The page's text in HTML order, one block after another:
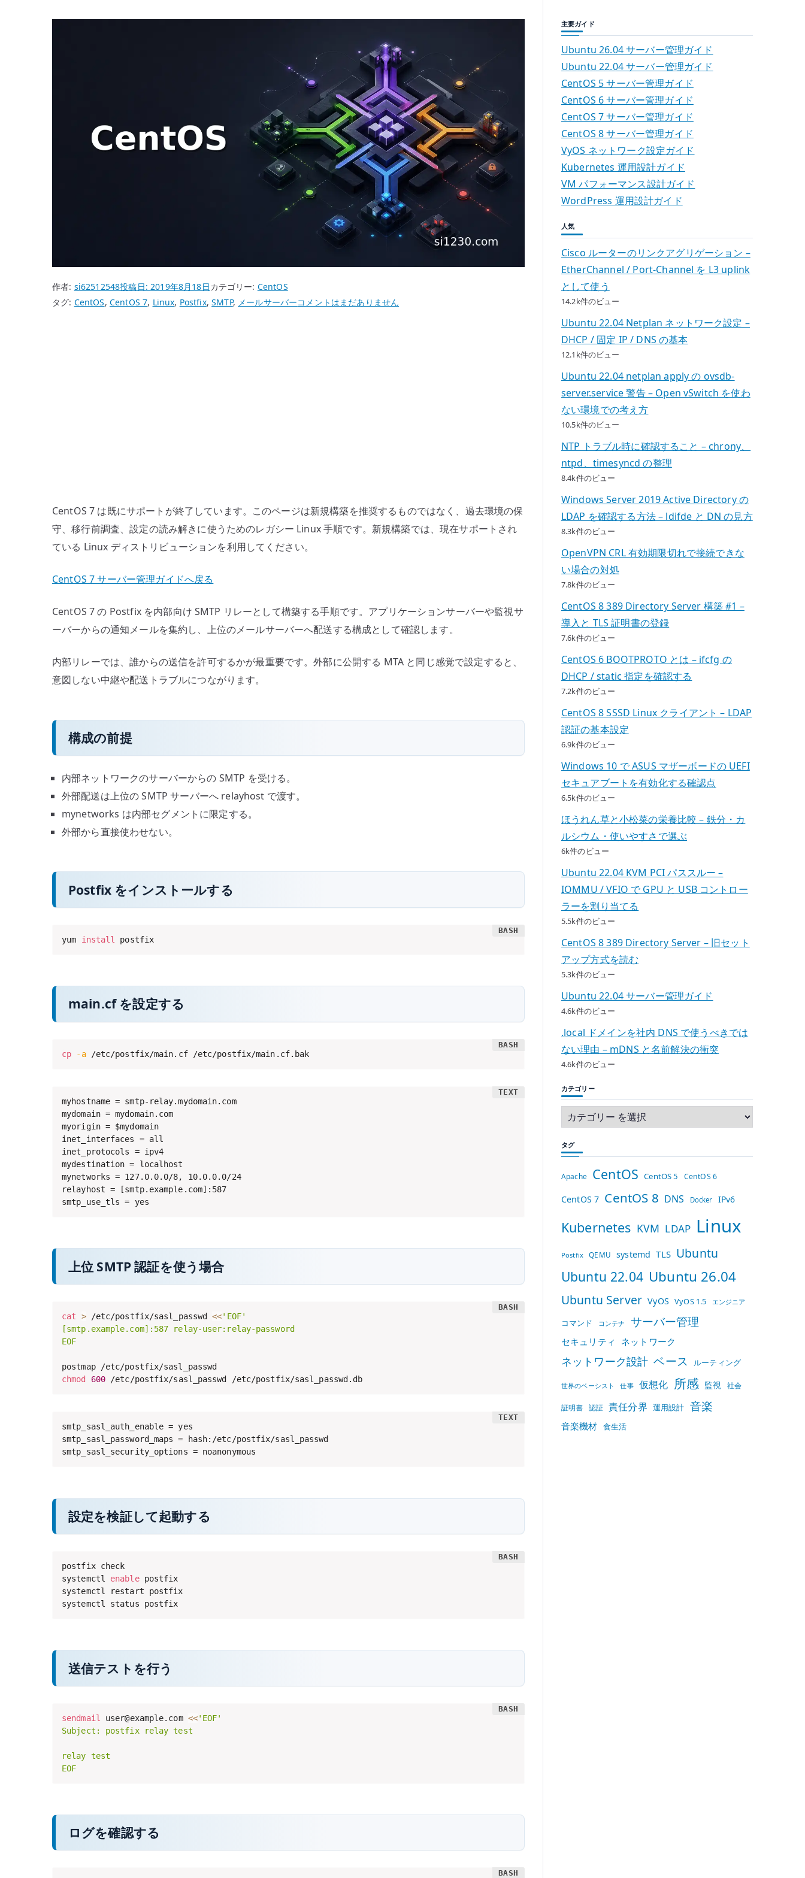
作者: si62512548投稿日:2019年8月18日カテゴリー: CentOS
タグ: CentOS, CentOS 7, Linux, Postfix,SMTP, メールサーバーCentOS
relay
と
計
へ
コメントはまだありません
CentOS 7 は既にサポートが終了しています。このページは新規構築を推奨するものではなく、過去環境の保
守、移行前調査、設定の読み解きに使うためのレガシー Linux 手順です。新規構築では、現在サポートされ
ている Linux ディストリビューションを利用してください。
CentOS 7 サーバー管理ガイドへ戻る
CentOS 7 の Postfix を内部向け SMTP リレーとして構築する手順です。アプリケーションサーバーや監視サ
ーバーからの通知メールを集約し、上位のメールサーバーへ配送する構成として確認します。
内部リレーでは、誰からの送信を許可するかが最重要です。外部に公開する MTA と同じ感覚で設定すると、
意図しない中継や配送トラブルにつながります。
構成の前提
内部ネットワークのサーバーからの SMTP を受ける。
外部配送は上位の SMTP サーバーへ relayhost で渡す。
mynetworks は内部セグメントに限定する。
外部から直接使わせない。
Postfix をインストールする
yum install postfix
main.cf を設定する
cp -a /etc/postfix/main.cf /etc/postfix/main.cf.bak
myhostname = smtp-relay.mydomain.com
mydomain = mydomain.com
myorigin = $mydomain
inet_interfaces = all
inet_protocols = ipv4
mydestination = localhost
mynetworks = 127.0.0.0/8, 10.0.0.0/24
relayhost = [smtp.example.com]:587
smtp_use_tls = yes
上位 SMTP 認証を使う場合
cat > /etc/postfix/sasl_passwd <<'EOF'
[smtp.example.com]:587 relay-user:relay-password
EOF
chmod
600 /etc/postfix/sasl_passwd /etc/postfix/sasl_passwd.db
smtp_sasl_auth_enable = yes
smtp_sasl_password_maps = hash:/etc/postfix/sasl_passwd
smtp_sasl_security_options = noanonymous
設定を検証して起動する
postfix check
systemctl enable postfix
systemctl restart postfix
systemctl status postfix
送信テストを行う
sendmail user@example.com <<'EOF'
Subject: postfix relay test
relay test
EOF
ログを確認する
主要ガイド
Ubuntu 26.04 サーバー管理ガイド
Ubuntu 22.04 サーバー管理ガイド
CentOS 5 サーバー管理ガイド
CentOS 6 サーバー管理ガイド
CentOS 7 サーバー管理ガイド
CentOS 8 サーバー管理ガイド
VyOS ネットワーク設定ガイド
Kubernetes 運用設計ガイド
VM パフォーマンス設計ガイド
WordPress 運用設計ガイド
人気
Cisco ルーターのリンクアグリゲーション –
EtherChannel / Port-Channel を L3 uplink
として使う
14.2k件のビュー
Ubuntu 22.04 Netplan ネットワーク設定 –
DHCP / 固定 IP / DNS の基本
12.1k件のビュー
Ubuntu 22.04 netplan apply の ovsdb-
server.service 警告 – Open vSwitch を使わ
ない環境での考え方
10.5k件のビュー
NTP トラブル時に確認すること – chrony、
ntpd、timesyncd の整理
8.4k件のビュー
Windows Server 2019 Active Directory の
LDAP を確認する方法 – ldifde と DN の見方
8.3k件のビュー
OpenVPN CRL 有効期限切れで接続できな
い場合の対処
7.8k件のビュー
CentOS 8 389 Directory Server 構築 #1 –
導入と TLS 証明書の登録
7.6k件のビュー
CentOS 6 BOOTPROTO とは – ifcfg の
DHCP / static 指定を確認する
7.2k件のビュー
CentOS 8 SSSD Linux クライアント – LDAP
認証の基本設定
6.9k件のビュー
Windows 10 で ASUS マザーボードの UEFI
セキュアブートを有効化する確認点
6.5k件のビュー
ほうれん草と小松菜の栄養比較 – 鉄分・カ
ルシウム・使いやすさで選ぶ
6k件のビュー
Ubuntu 22.04 KVM PCI パススルー –
IOMMU / VFIO で GPU と USB コントロー
ラーを割り当てる
5.5k件のビュー
CentOS 8 389 Directory Server – 旧セット
アップ方式を読む
5.3k件のビュー
Ubuntu 22.04 サーバー管理ガイド
4.6k件のビュー
.local ドメインを社内 DNS で使うべきでは
ない理由 – mDNS と名前解決の衝突
4.6k件のビュー
カテゴリー
タグ
Apache CentOS CentOS 5 CentOS 6
CentOS 7 CentOS 8 DNS Docker IPv6
Kubernetes KVM LDAP Linux
Postfix QEMU systemd TLS Ubuntu
Ubuntu 22.04 Ubuntu 26.04
Ubuntu Server VyOS VyOS 1.5 エンジニア
コマンド コンテナ サーバー管理
セキュリティ ネットワーク
ネットワーク設計 ベース ルーティング
世界のベーシスト 仕事 仮想化 所感 監視 社会
証明書 認証 責任分界 運用設計 音楽
音楽機材 食生活